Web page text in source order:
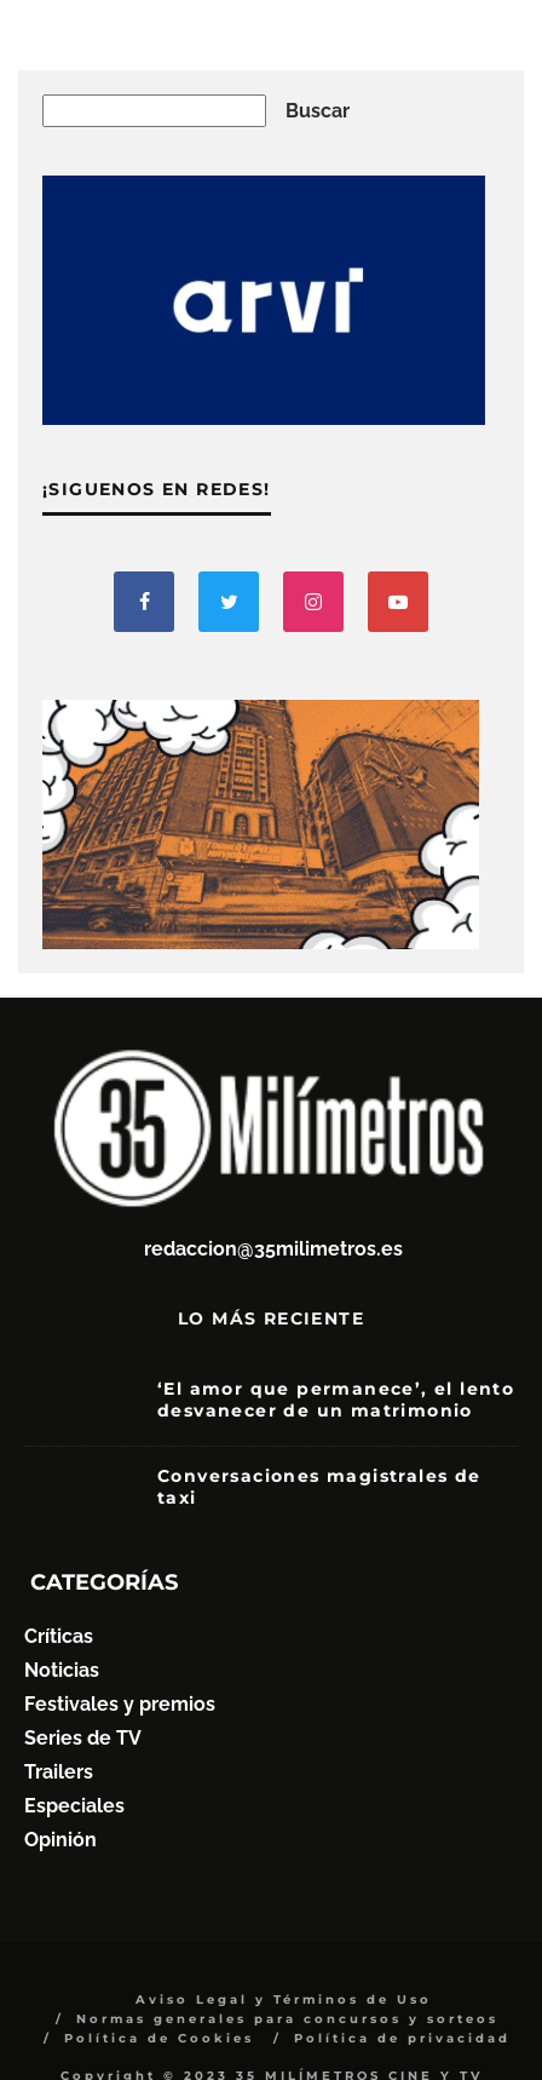
Buscar
¡SIGUENOS EN REDES!
redaccion@35milimetros.es
LO MÁS RECIENTE
‘El amor que permanece’, el lento
desvanecer de un matrimonio
Conversaciones magistrales de
taxi
CATEGORÍAS
Críticas
Noticias
Festivales y premios
Series de TV
Trailers
Especiales
Opinión
Aviso Legal y Términos de Uso
Normas generales para concursos y sorteos
Política de Cookies
Política de privacidad
Copyright © 2023 35 MILÍMETROS CINE Y TV